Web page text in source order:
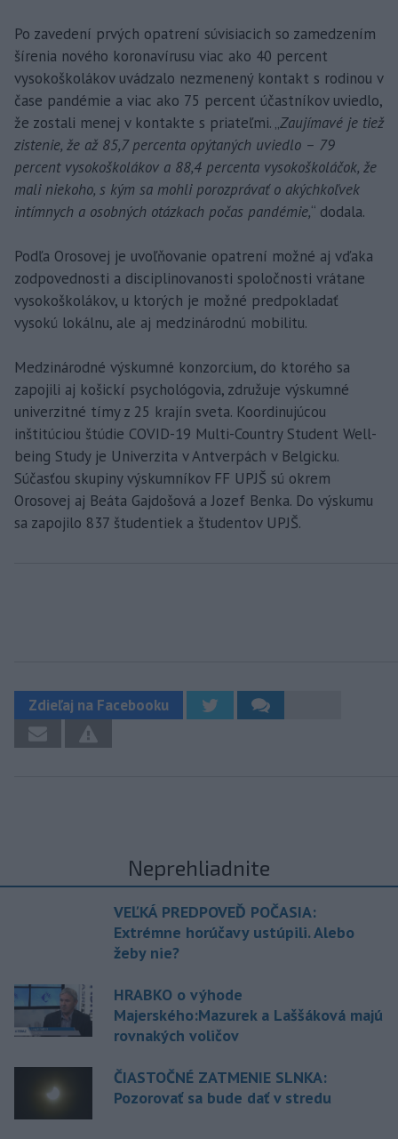
Po zavedení prvých opatrení súvisiacich so zamedzením
šírenia nového koronavírusu viac ako 40 percent
vysokoškolákov uvádzalo nezmenený kontakt s rodinou v
čase pandémie a viac ako 75 percent účastníkov uviedlo,
že zostali menej v kontakte s priateľmi. „Zaujímavé je tiež
zistenie, že až 85,7 percenta opýtaných uviedlo – 79
percent vysokoškolákov a 88,4 percenta vysokoškoláčok, že
mali niekoho, s kým sa mohli porozprávať o akýchkoľvek
intímnych a osobných otázkach počas pandémie,“ dodala.
Podľa Orosovej je uvoľňovanie opatrení možné aj vďaka
zodpovednosti a disciplinovanosti spoločnosti vrátane
vysokoškolákov, u ktorých je možné predpokladať
vysokú lokálnu, ale aj medzinárodnú mobilitu.
Medzinárodné výskumné konzorcium, do ktorého sa
zapojili aj košickí psychológovia, združuje výskumné
univerzitné tímy z 25 krajín sveta. Koordinujúcou
inštitúciou štúdie COVID-19 Multi-Country Student Well-
being Study je Univerzita v Antverpách v Belgicku.
Súčasťou skupiny výskumníkov FF UPJŠ sú okrem
Orosovej aj Beáta Gajdošová a Jozef Benka. Do výskumu
sa zapojilo 837 študentiek a študentov UPJŠ.
Zdieľaj na Facebooku
Neprehliadnite
VEĽKÁ PREDPOVEĎ POČASIA:
Extrémne horúčavy ustúpili. Alebo
žeby nie?
HRABKO o výhode
Majerského:Mazurek a Laššáková majú
rovnakých voličov
ČIASTOČNÉ ZATMENIE SLNKA:
Pozorovať sa bude dať v stredu